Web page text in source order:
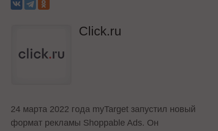
Click.ru
24 марта 2022 года myTarget запустил новый
формат рекламы Shoppable Ads. Он